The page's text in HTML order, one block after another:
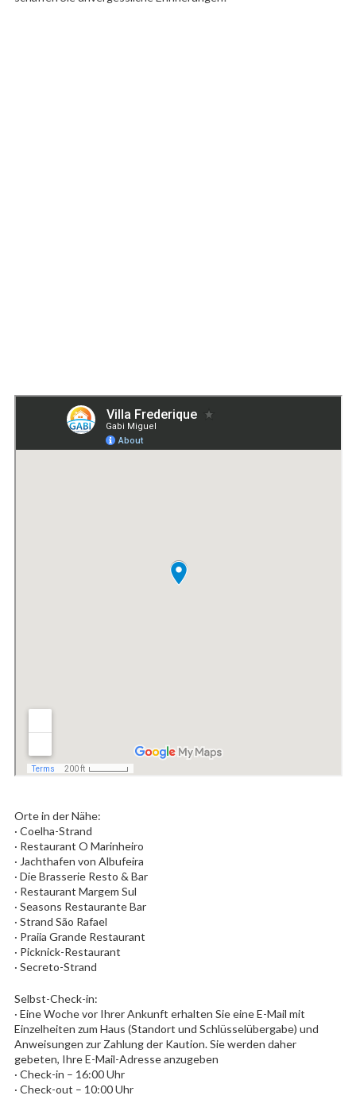
Orte in der Nähe:
· Coelha-Strand
· Restaurant O Marinheiro
· Jachthafen von Albufeira
· Die Brasserie Resto & Bar
· Restaurant Margem Sul
· Seasons Restaurante Bar
· Strand São Rafael
· Praiia Grande Restaurant
· Picknick-Restaurant
· Secreto-Strand
Selbst-Check-in:
· Eine Woche vor Ihrer Ankunft erhalten Sie eine E-Mail mit
Einzelheiten zum Haus (Standort und Schlüsselübergabe) und
Anweisungen zur Zahlung der Kaution. Sie werden daher
gebeten, Ihre E-Mail-Adresse anzugeben
· Check-in – 16:00 Uhr
· Check-out – 10:00 Uhr